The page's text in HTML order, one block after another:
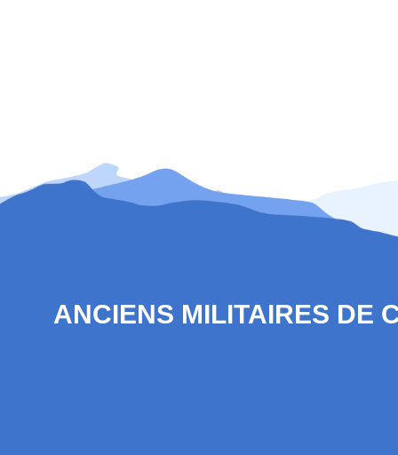
ANCIENS MILITAIRES DE